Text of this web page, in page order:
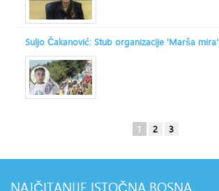
Suljo Čakanović: Stub organizacije 'Marša mira'
1 2 3